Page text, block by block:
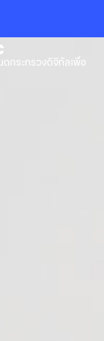
ดกระทรวงดิจิทัลเพื่อ